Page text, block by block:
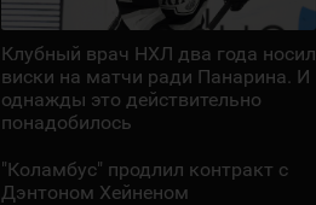
Клубный врач НХЛ два года носил
виски на матчи ради Панарина. И
однажды это действительно
понадобилось
"Коламбус" продлил контракт с
Дэнтоном Хейненом